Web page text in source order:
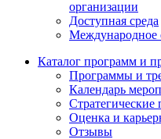
организации
Доступная среда
Международное
Каталог программ и
Программы и
Календарь
Стратегические
Оценка и
Отзывы